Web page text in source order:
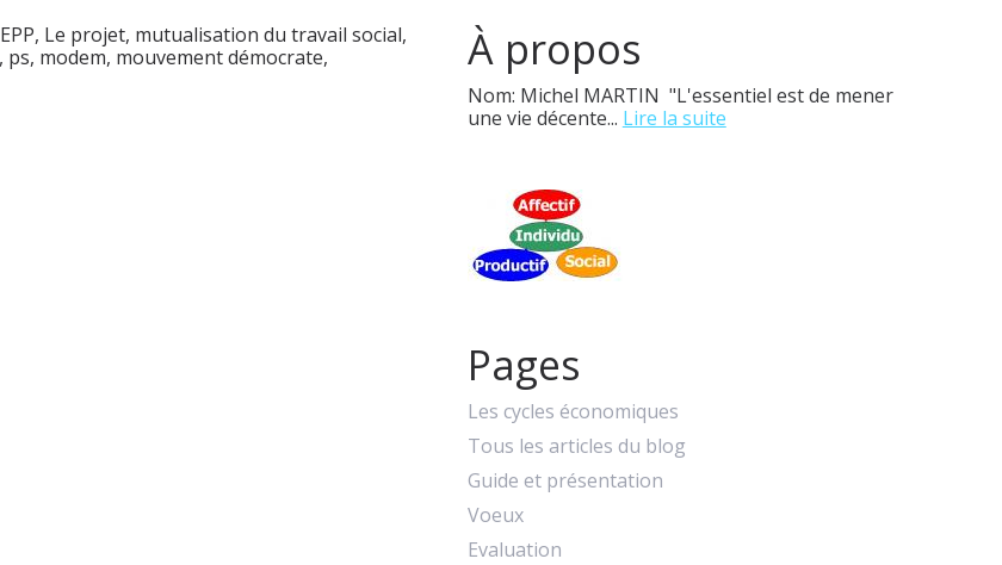
EPP, Le projet, mutualisation du travail social,
, ps, modem, mouvement démocrate,
À propos
Nom: Michel MARTIN "L'essentiel est de mener
une vie décente... Lire la suite
Pages
Les cycles économiques
Tous les articles du blog
Guide et présentation
Voeux
Evaluation